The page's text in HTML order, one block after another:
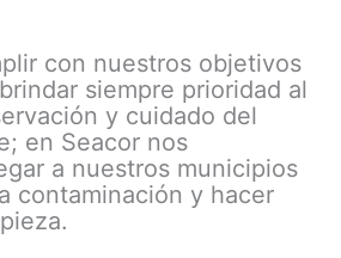
con nuestros objetivos
siempre prioridad al
y cuidado del
en Seacor nos
a nuestros municipios
contaminación y hacer